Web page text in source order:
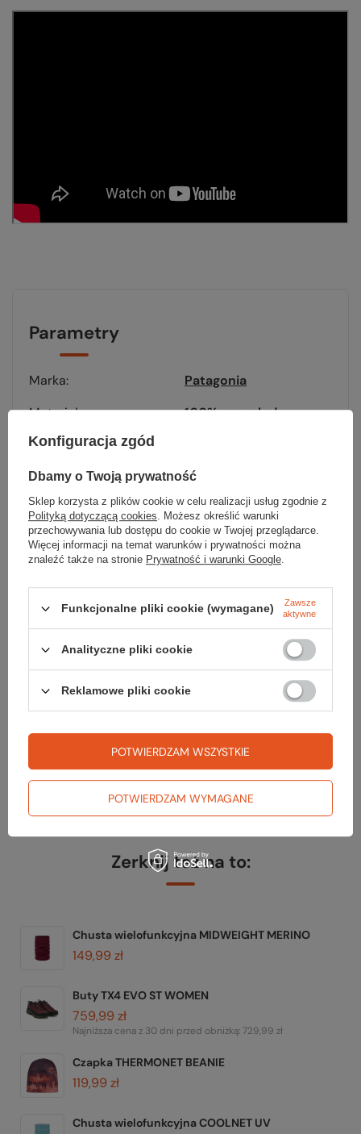
Parametry
Marka
Patagonia
Materiał
100% recycled
Ilość kieszeni
Waga [g]
488
Kolor
berry fig
Sprawdź
czy masz wszystko
TWOJA LISTA SPRZĘTOWA
Zerknij też na to:
Chusta wielofunkcyjna MIDWEIGHT MERINO
149,99 zł
Buty TX4 EVO ST WOMEN
759,99 zł
Najniższa cena z 30 dni przed obniżką: 729,99 zł
Czapka THERMONET BEANIE
119,99 zł
Chusta wielofunkcyjna COOLNET UV
Konfiguracja zgód
Dbamy o Twoją prywatność
Sklep korzysta z plików cookie w celu realizacji usług zgodnie z
Polityką dotyczącą cookies. Możesz określić warunki
przechowywania lub dostępu do cookie w Twojej przeglądarce.
Więcej informacji na temat warunków i prywatności można
znaleźć także na stronie Prywatność i warunki Google.
Funkcjonalne pliki cookie (wymagane)
Zawsze
aktywne
Analityczne pliki cookie
Reklamowe pliki cookie
POTWIERDZAM WYMAGANE
POTWIERDZAM WSZYSTKIE